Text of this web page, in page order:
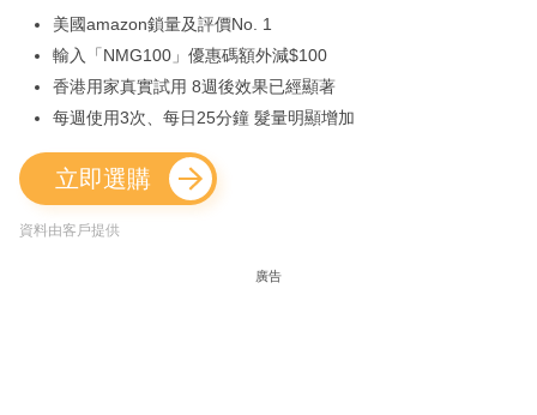
美國amazon鎖量及評價No. 1
輸入「NMG100」優惠碼額外減$100
香港用家真實試用 8週後效果已經顯著
每週使用3次、每日25分鐘 髮量明顯增加
立即選購
資料由客戶提供
廣告